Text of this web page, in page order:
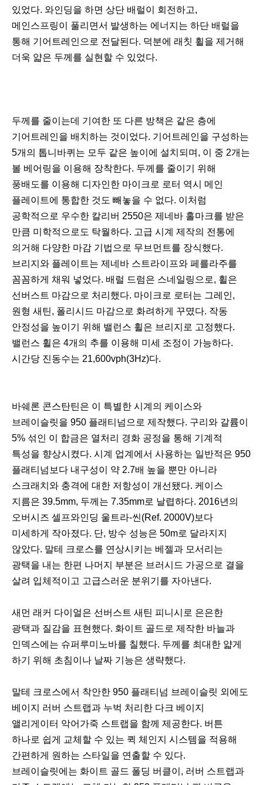
있었다. 와인딩을 하면 상단 배럴이 회전하고,
메인스프링이 풀리면서 발생하는 에너지는 하단 배럴을
통해 기어트레인으로 전달된다. 덕분에 래칫 휠을 제거해
더욱 얇은 두께를 실현할 수 있었다.
두께를 줄이는데 기여한 또 다른 방책은 같은 층에
기어트레인을 배치하는 것이었다. 기어트레인을 구성하는
5개의 톱니바퀴는 모두 같은 높이에 설치되며, 이 중 2개는
볼 베어링을 이용해 장착한다. 두께를 줄이기 위해
풍배도를 이용해 디자인한 마이크로 로터 역시 메인
플레이트에 통합한 것도 빼놓을 수 없다. 이처럼
공학적으로 우수한 칼리버 2550은 제네바 홀마크를 받은
만큼 미학적으로도 탁월하다. 고급 시계 제작의 전통에
의거해 다양한 마감 기법으로 무브먼트를 장식했다.
브리지와 플레이트는 제네바 스트라이프와 페를라주를
꼼꼼하게 채워 넣었다. 배럴 드럼은 스네일링으로, 휠은
선버스트 마감으로 처리했다. 마이크로 로터는 그레인,
원형 새틴, 폴리시드 마감으로 화려하게 꾸몄다. 작동
안정성을 높이기 위해 밸런스 휠은 브리지로 고정했다.
밸런스 휠은 4개의 추를 이용해 미세 조정이 가능하다.
시간당 진동수는 21,600vph(3Hz)다.
바쉐론 콘스탄틴은 이 특별한 시계의 케이스와
브레이슬릿을 950 플래티넘으로 제작했다. 구리와 갈륨이
5% 섞인 이 합금은 열처리 경화 공정을 통해 기계적
특성을 향상시켰다. 시계 업계에서 사용하는 일반적은 950
플래티넘보다 내구성이 약 2.7배 높을 뿐만 아니라
스크래치와 충격에 대한 저항성이 개선됐다. 케이스
지름은 39.5mm, 두께는 7.35mm로 날렵하다. 2016년의
오버시즈 셀프와인딩 울트라-씬(Ref. 2000V)보다
미세하게 작아졌다. 단, 방수 성능은 50m로 달라지지
않았다. 말테 크로스를 연상시키는 베젤과 모서리는
광택을 내는 한편 나머지 부분은 브러시드 가공으로 결을
살려 입체적이고 고급스러운 분위기를 자아낸다.
새먼 래커 다이얼은 선버스트 새틴 피니시로 은은한
광택과 질감을 표현했다. 화이트 골드로 제작한 바늘과
인덱스에는 슈퍼루미노바를 칠했다. 두께를 최대한 얇게
하기 위해 초침이나 날짜 기능은 생략했다.
말테 크로스에서 착안한 950 플래티넘 브레이슬릿 외에도
베이지 러버 스트랩과 누벅 처리한 다크 베이지
앨리게이터 악어가죽 스트랩을 함께 제공한다. 버튼
하나로 쉽게 교체할 수 있는 퀵 체인지 시스템을 적용해
간편하게 원하는 스타일을 연출할 수 있다.
브레이슬릿에는 화이트 골드 폴딩 버클이, 러버 스트랩과